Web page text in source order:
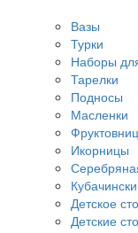
Вазы
Турки
Наборы
Тарелки
Подносы
Масленки
Икорницы
Детское
Детские